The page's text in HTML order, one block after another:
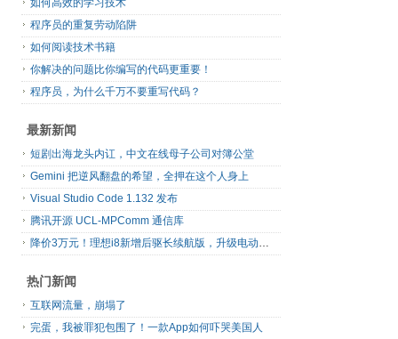
如何高效的学习技术
程序员的重复劳动陷阱
如何阅读技术书籍
你解决的问题比你编写的代码更重要！
程序员，为什么千万不要重写代码？
最新新闻
短剧出海龙头内讧，中文在线母子公司对簿公堂
Gemini 把逆风翻盘的希望，全押在这个人身上
Visual Studio Code 1.132 发布
腾讯开源 UCL-MPComm 通信库
降价3万元！理想i8新增后驱长续航版，升级电动前备箱
热门新闻
互联网流量，崩塌了
完蛋，我被罪犯包围了！一款App如何吓哭美国人